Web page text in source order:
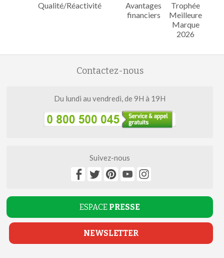
Qualité/Réactivité
Avantages
financiers
Trophée
Meilleure
Marque
2026
Contactez-nous
Du lundi au vendredi, de 9H à 19H
Suivez-nous
ESPACE PRESSE
NEWSLETTER